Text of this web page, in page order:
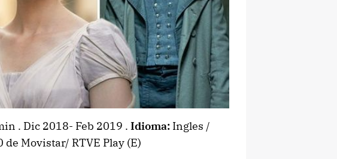
. Dic 2018- Feb 2019 . Idioma:Ingles /
de Movistar/ RTVE Play (E)